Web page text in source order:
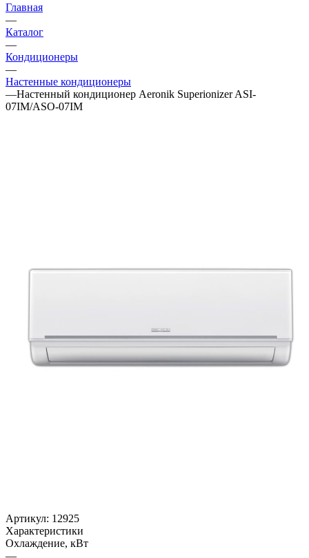
Главная
—
Каталог
—
Кондиционеры
—
Настенные кондиционеры
—Настенный кондиционер Aeronik Superionizer ASI-
07IM/ASO-07IM
Артикул: 12925
Характеристики
Охлаждение, кВт
—